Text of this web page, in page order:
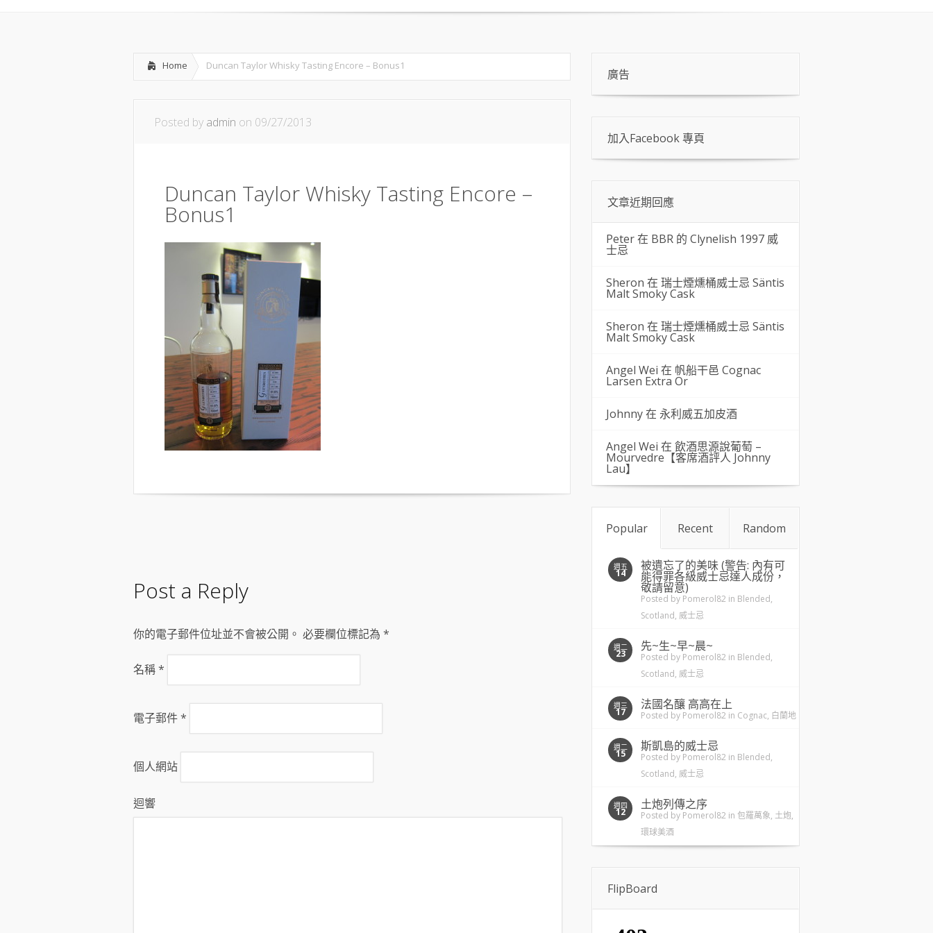
Home Duncan Taylor Whisky Tasting Encore – Bonus1
Posted by admin on 09/27/2013
Duncan Taylor Whisky Tasting Encore –
Bonus1
Post a Reply
你的電子郵件位址並不會被公開。 必要欄位標記為 *
名稱*
電子郵件*
個人網站
迴響
廣告
加入Facebook 專頁
文章近期回應
Peter 在 BBR 的 Clynelish 1997 威
士忌
Sheron 在 瑞士煙燻桶威士忌 Säntis
Malt Smoky Cask
Sheron 在 瑞士煙燻桶威士忌 Säntis
Malt Smoky Cask
Angel Wei 在 帆船干邑 Cognac
Larsen Extra Or
Johnny 在 永利威五加皮酒
Angel Wei 在 飲酒思源說葡萄 –
Mourvedre【客席酒評人 Johnny
Lau】
Popular Recent Random
週五
14
被遺忘了的美味 (警告: 內有可
能得罪各級威士忌達人成份，
敬請留意)
Posted by Pomerol82 in Blended,
Scotland, 威士忌
週二
23
先~生~早~晨~
Posted by Pomerol82 in Blended,
Scotland, 威士忌
週三
17
法國名釀 高高在上
Posted by Pomerol82 in Cognac, 白蘭地
週二
15
斯凱島的威士忌
Posted by Pomerol82 in Blended,
Scotland, 威士忌
週四
12
土炮列傳之序
Posted by Pomerol82 in 包羅萬象, 土炮,
環球美酒
FlipBoard